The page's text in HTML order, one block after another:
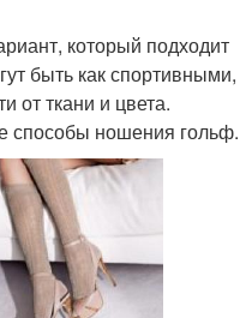
который подходит
быть как спортивными,
от ткани и цвета.
способы ношения гольф.